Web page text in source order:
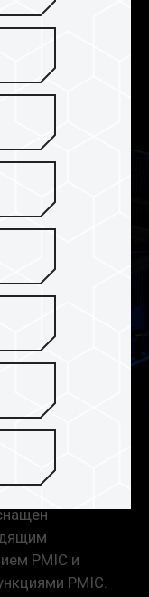
позволяя
одним
PMIC и
PMIC.